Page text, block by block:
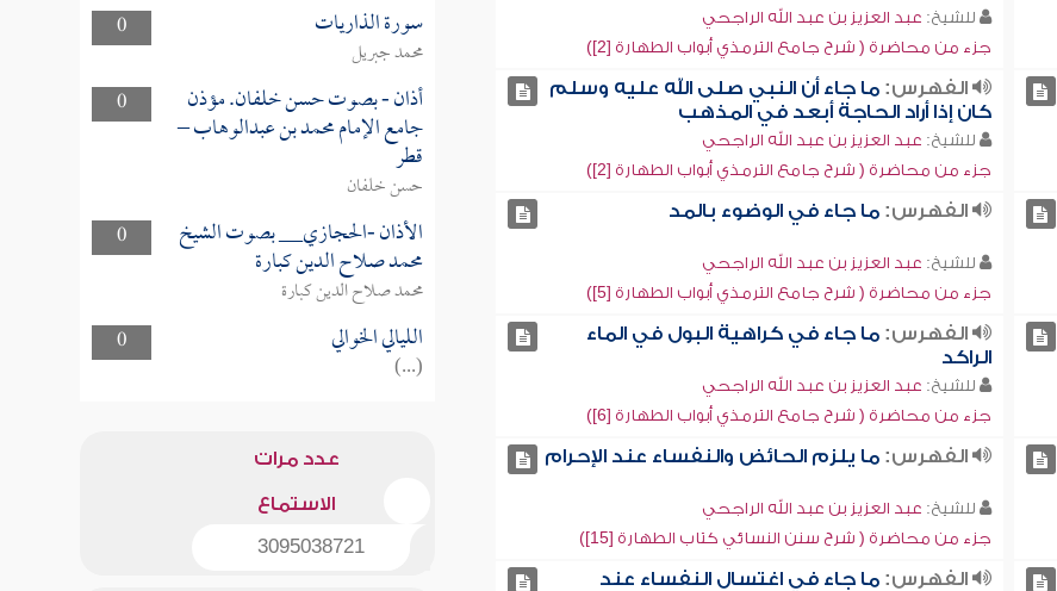
للشيخ: عبد العزيز بن عبد الله الراجحي
جزء من محاضرة ( شرح جامع الترمذي أبواب الطهارة [2])
الفهرس: ما جاء أن النبي صلى الله عليه وسلم
كان إذا أراد الحاجة أبعد في المذهب
للشيخ: عبد العزيز بن عبد الله الراجحي
جزء من محاضرة ( شرح جامع الترمذي أبواب الطهارة [2])
الفهرس: ما جاء في الوضوء بالمد
للشيخ: عبد العزيز بن عبد الله الراجحي
جزء من محاضرة ( شرح جامع الترمذي أبواب الطهارة [5])
الفهرس: ما جاء في كراهية البول في الماء
الراكد
للشيخ: عبد العزيز بن عبد الله الراجحي
جزء من محاضرة ( شرح جامع الترمذي أبواب الطهارة [6])
الفهرس: ما يلزم الحائض والنفساء عند الإحرام
للشيخ: عبد العزيز بن عبد الله الراجحي
جزء من محاضرة ( شرح سنن النسائي كتاب الطهارة [15])
الفهرس: ما جاء في اغتسال النفساء عند
0
سورة الذاريات
محمد جبريل
0
أذان - بصوت حسن خلفان. مؤذن
جامع الإمام محمد بن عبدالوهاب –
قطر
حسن خلفان
0
الأذان -الحجازي__ بصوت الشيخ
محمد صلاح الدين كبارة
محمد صلاح الدين كبارة
0
الليالي الخوالي
(...)
عدد مرات
الاستماع
3095038721